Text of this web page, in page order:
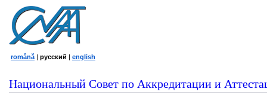
română | русский | english
Национальный Совет по Аккредитации и